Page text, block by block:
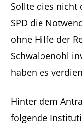
Sollte dies nicht
SPD die
ohne Hilfe der
Schwalbenohl
haben es
Hinter dem
folgende